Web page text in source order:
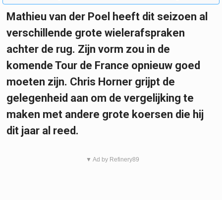
Mathieu van der Poel heeft dit seizoen al
verschillende grote wielerafspraken
achter de rug. Zijn vorm zou in de
komende Tour de France opnieuw goed
moeten zijn. Chris Horner grijpt de
gelegenheid aan om de vergelijking te
maken met andere grote koersen die hij
dit jaar al reed.
▼ Ad by Refinery89